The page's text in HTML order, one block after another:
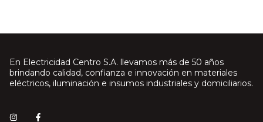
En Electricidad Centro S.A. llevamos más de 50 años
brindando calidad, confianza e innovación en materiales
eléctricos, iluminación e insumos industriales y domiciliarios.